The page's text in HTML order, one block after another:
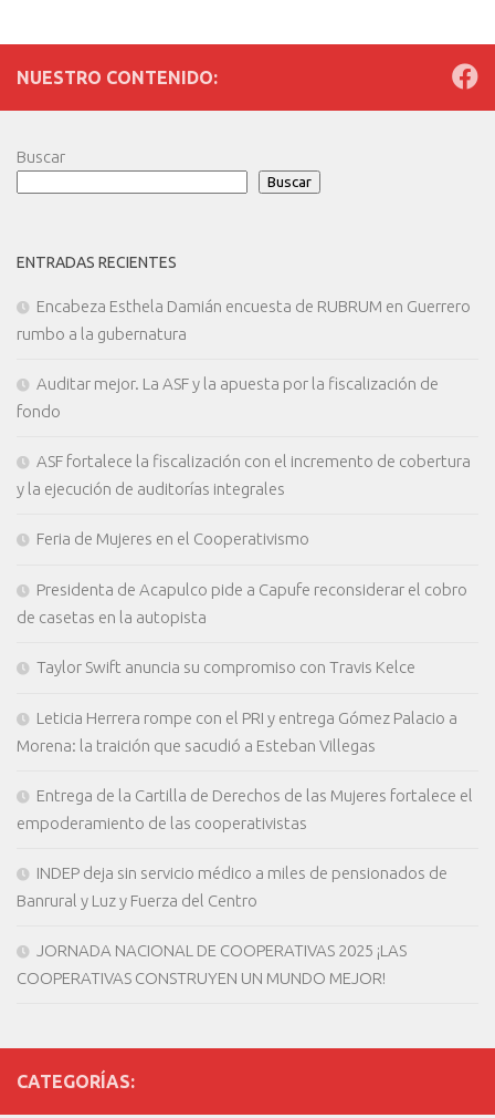
NUESTRO CONTENIDO:
Buscar
Buscar
ENTRADAS RECIENTES
Encabeza Esthela Damián encuesta de RUBRUM en Guerrero
rumbo a la gubernatura
Auditar mejor. La ASF y la apuesta por la fiscalización de
fondo
ASF fortalece la fiscalización con el incremento de cobertura
y la ejecución de auditorías integrales
Feria de Mujeres en el Cooperativismo
Presidenta de Acapulco pide a Capufe reconsiderar el cobro
de casetas en la autopista
Taylor Swift anuncia su compromiso con Travis Kelce
Leticia Herrera rompe con el PRI y entrega Gómez Palacio a
Morena: la traición que sacudió a Esteban Villegas
Entrega de la Cartilla de Derechos de las Mujeres fortalece el
empoderamiento de las cooperativistas
INDEP deja sin servicio médico a miles de pensionados de
Banrural y Luz y Fuerza del Centro
JORNADA NACIONAL DE COOPERATIVAS 2025 ¡LAS
COOPERATIVAS CONSTRUYEN UN MUNDO MEJOR!
CATEGORÍAS: